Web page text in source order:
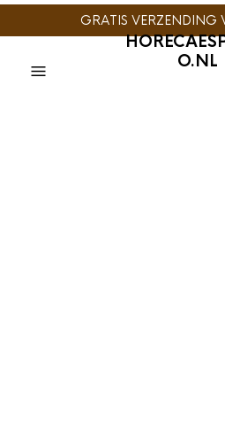
GRATIS
O.NL